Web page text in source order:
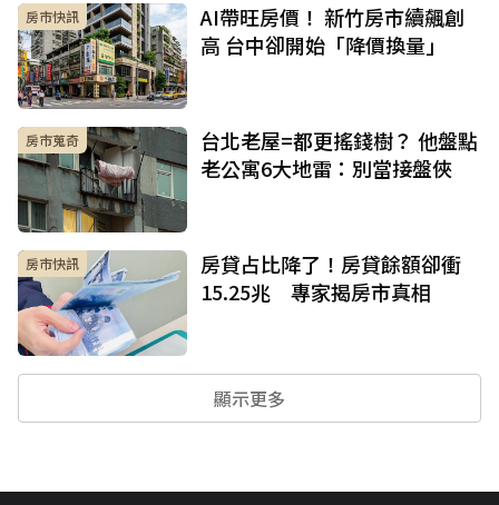
房市快訊
AI帶旺房價！ 新竹房市續飆創
高 台中卻開始「降價換量」
房市蒐奇
台北老屋=都更搖錢樹？ 他盤點
老公寓6大地雷：別當接盤俠
房市快訊
房貸占比降了！房貸餘額卻衝
15.25兆 專家揭房市真相
顯示更多